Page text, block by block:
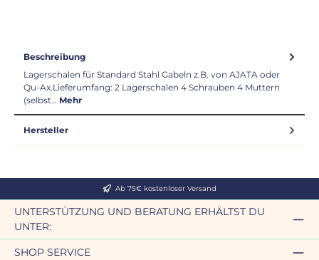
Beschreibung
Lagerschalen für Standard Stahl Gabeln z.B. von AJATA oder
Qu-Ax.Lieferumfang: 2 Lagerschalen 4 Schrauben 4 Muttern
(selbst… Mehr
Hersteller
Ab 75€ kostenloser Versand
UNTERSTÜTZUNG UND BERATUNG ERHÄLTST DU
UNTER:
SHOP SERVICE